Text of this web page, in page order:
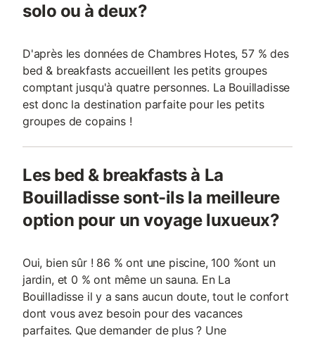
solo ou à deux?
D'après les données de Chambres Hotes, 57 % des
bed & breakfasts accueillent les petits groupes
comptant jusqu'à quatre personnes. La Bouilladisse
est donc la destination parfaite pour les petits
groupes de copains !
Les bed & breakfasts à La
Bouilladisse sont-ils la meilleure
option pour un voyage luxueux?
Oui, bien sûr ! 86 % ont une piscine, 100 %ont un
jardin, et 0 % ont même un sauna. En La
Bouilladisse il y a sans aucun doute, tout le confort
dont vous avez besoin pour des vacances
parfaites. Que demander de plus ? Une